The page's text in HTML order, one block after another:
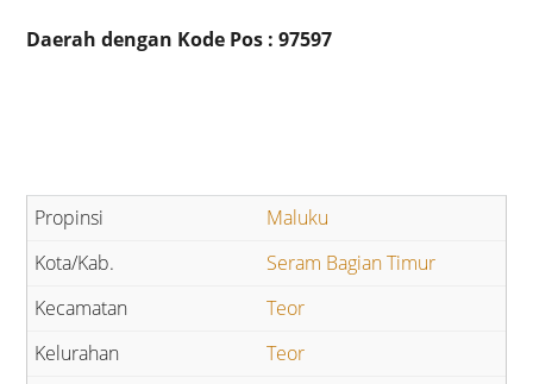
Daerah dengan Kode Pos : 97597
Maluku
Seram Bagian Timur
Teor
Teor